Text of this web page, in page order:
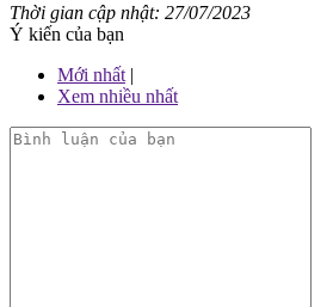
Thời gian cập nhật: 27/07/2023
Ý kiến của bạn
Mới nhất |
Xem nhiều nhất